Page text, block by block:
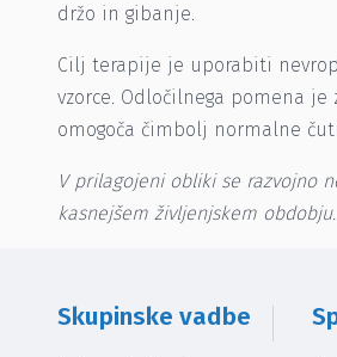
držo in gibanje.
Cilj terapije je uporabiti
vzorce. Odločilnega pomena
omogoča čimbolj normalne
V prilagojeni obliki se razvojno
kasnejšem življenjskem obdobju.
Skupinske vadbe